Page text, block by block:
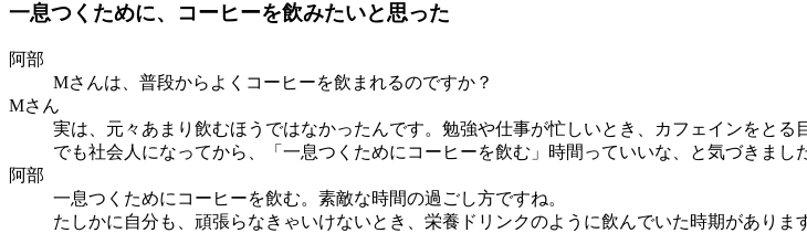
一息つくために、コーヒーを飲みたいと思った
阿部
Mさんは、普段からよくコーヒーを飲まれるのですか？
Mさん
実は、元々あまり飲むほうではなかったんです。勉強や仕事が忙しいとき、カフェインをとる
でも社会人になってから、「一息つくためにコーヒーを飲む」時間っていいな、と気づきま
阿部
一息つくためにコーヒーを飲む。素敵な時間の過ごし方ですね。
たしかに自分も、頑張らなきゃいけないとき、栄養ドリンクのように飲んでいた時期があり